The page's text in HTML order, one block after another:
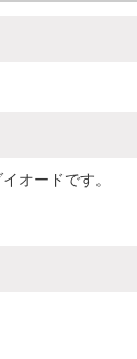
オードです。